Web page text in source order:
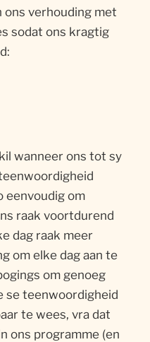
ons verhouding met
sodat ons kragtig
wanneer ons tot sy
eenvoudig om
raak voortdurend
dag raak meer
om elke dag aan te
om genoeg
se teenwoordigheid
te wees, vra dat
ons programme (en